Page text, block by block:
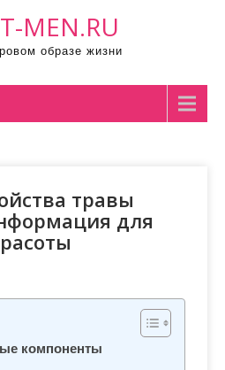
MEN.RU
образе жизни
травы
для
компоненты